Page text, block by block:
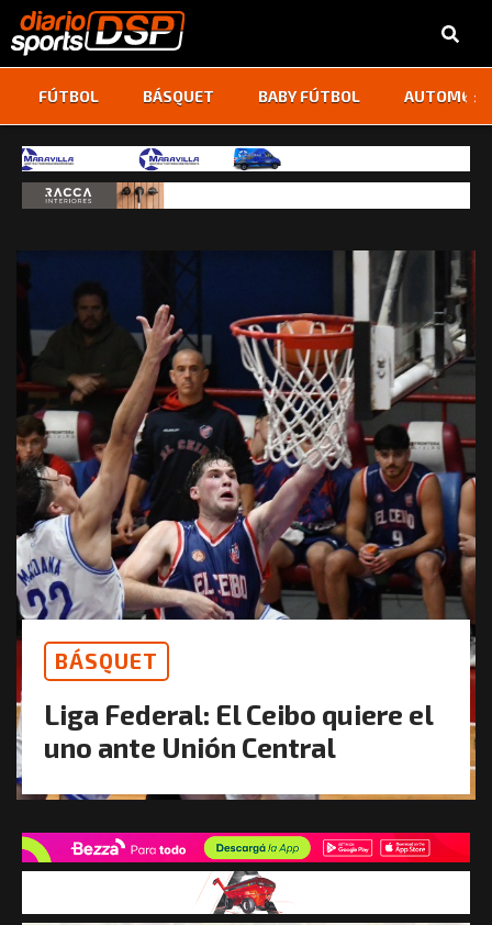
FÚTBOL BÁSQUET BABY FÚTBOL ‹ ›
BÁSQUET
Liga Federal: El Ceibo quiere el
uno ante Unión Central